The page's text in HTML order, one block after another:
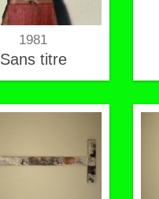
1981
Sans titre